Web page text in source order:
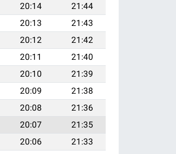
20:14
21:44
20:13
21:43
20:12
21:42
20:11
21:40
20:10
21:39
20:09
21:38
20:08
21:36
20:07
21:35
20:06
21:33